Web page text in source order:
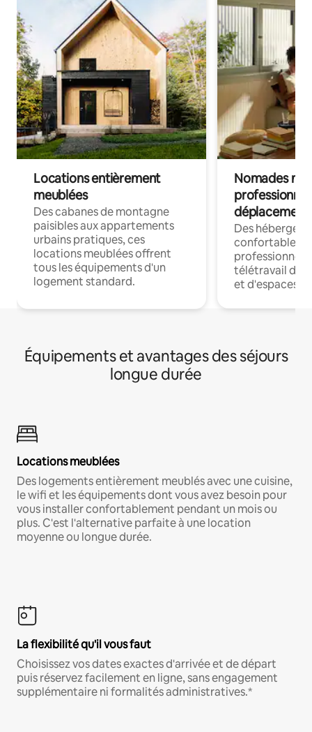
Locations entièrement
meublées
Des cabanes de montagne
paisibles aux appartements
urbains pratiques, ces
locations meublées offrent
tous les équipements d'un
logement standard.
Nomades
déplacement
Des
confortables
professionnels
télétravail
et d'espaces
Équipements et avantages des séjours
longue durée
Locations meublées
Des logements entièrement meublés avec une cuisine,
le wifi et les équipements dont vous avez besoin pour
vous installer confortablement pendant un mois ou
plus. C'est l'alternative parfaite à une location
moyenne ou longue durée.
La flexibilité qu'il vous faut
Choisissez vos dates exactes d'arrivée et de départ
puis réservez facilement en ligne, sans engagement
supplémentaire ni formalités administratives.*